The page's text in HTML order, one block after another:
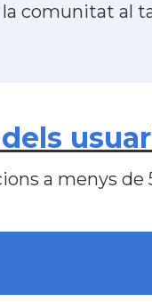
comunitat al
a menys